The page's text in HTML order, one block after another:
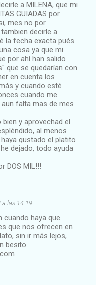
a MILENA, que mi
GUIADAS por
mes no por
decirle a
la fecha exacta pués
cosa ya que mi
por ahí han salido
que se quedarían con
en cuenta los
y cuando esté
cuando me
falta mas de mes
bien y aprovechad el
al menos
gustado el platito
dejado, todo ayuda
DOS MIL!!!
a las 14:19
cuando haya que
que nos ofrecen en
sin ir más lejos,
besito.